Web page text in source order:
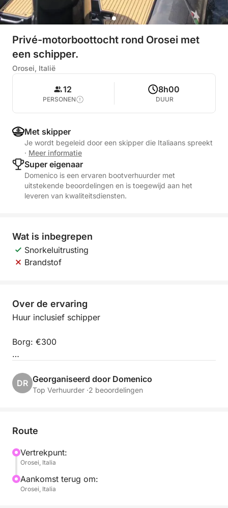
Privé-motorboottocht rond Orosei met
een schipper.
Orosei, Italië
12
PERSONEN
8h00
DUUR
Met skipper
Je wordt begeleid door een skipper die Italiaans spreekt
· Meer informatie
Super eigenaar
Domenico is een ervaren bootverhuurder met
uitstekende beoordelingen en is toegewijd aan het
leveren van kwaliteitsdiensten.
Wat is inbegrepen
Snorkeluitrusting
Brandstof
Over de ervaring
Huur inclusief schipper
Borg: €300
DR Georganiseerd door Domenico
Top Verhuurder ·2 beoordelingen
Route
Vertrekpunt:
Orosei, Italia
Aankomst terug om:
Orosei, Italia